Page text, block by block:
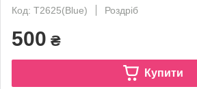
Код: T2625(Blue)
Роздріб
500 ₴
Купити